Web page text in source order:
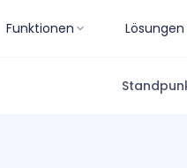
Funktionen Lösungen